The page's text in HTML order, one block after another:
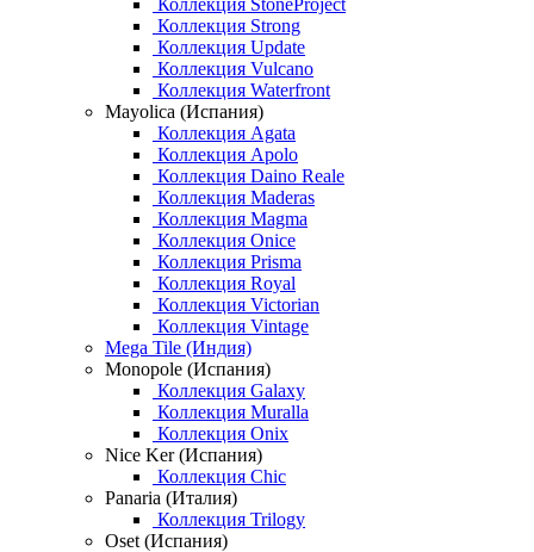
Коллекция StoneProject
Коллекция Strong
Коллекция Update
Коллекция Vulcano
Коллекция Waterfront
Mayolica (Испания)
Коллекция Agata
Коллекция Apolo
Коллекция Daino Reale
Коллекция Maderas
Коллекция Magma
Коллекция Onice
Коллекция Prisma
Коллекция Royal
Коллекция Victorian
Коллекция Vintage
Mega Tile (Индия)
Monopole (Испания)
Коллекция Galaxy
Коллекция Muralla
Коллекция Onix
Nice Ker (Испания)
Коллекция Chic
Panaria (Италия)
Коллекция Trilogy
Oset (Испания)